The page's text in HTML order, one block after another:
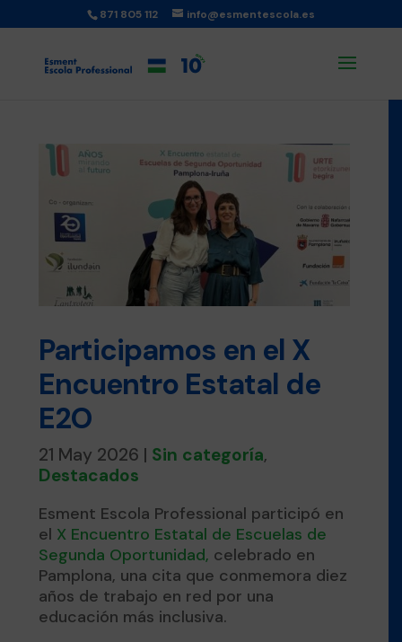
871 805 112 info@esmentescola.es
Participamos en el X
Encuentro Estatal de
E2O
21 May 2026 | Sin categoría,
Destacados
Esment Escola Professional participó en
el X Encuentro Estatal de Escuelas de
Segunda Oportunidad, celebrado en
Pamplona, una cita que conmemora diez
años de trabajo en red por una
educación más inclusiva.